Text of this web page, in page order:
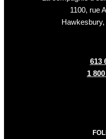
1100, rue
613
1